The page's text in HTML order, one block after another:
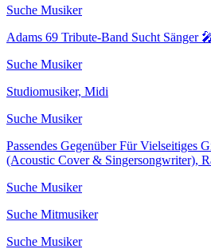
Suche Musiker
Adams 69 Tribute-Band Sucht Sänger
Suche Musiker
Studiomusiker, Midi
Suche Musiker
Passendes Gegenüber Für Vielseitiges
(Acoustic Cover & Singersongwriter),
Suche Musiker
Suche Mitmusiker
Suche Musiker